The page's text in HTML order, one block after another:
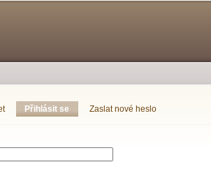
Přihlásit se (aktivní záložka)
Zaslat nové heslo